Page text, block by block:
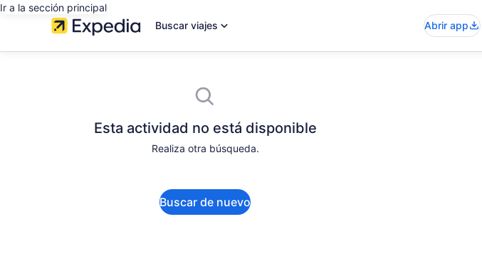
Ir a la sección principal
Buscar viajes
Abrir app
Esta actividad no está disponible
Realiza otra búsqueda.
Buscar de nuevo